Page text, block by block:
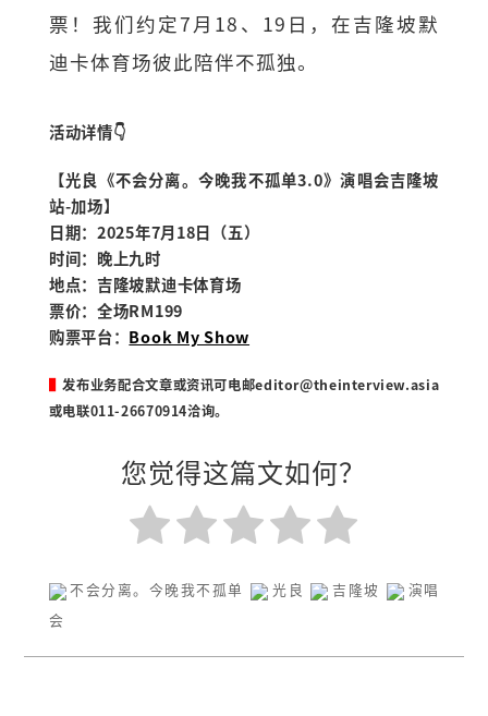
票！我们约定7月18、19日，在吉隆坡默
迪卡体育场彼此陪伴不孤独。
活动详情👇
【光良《不会分离。今晚我不孤单3.0》演唱会吉隆坡
站-加场】
日期：2025年7月18日（五）
时间：晚上九时
地点：吉隆坡默迪卡体育场
票价：全场RM199
购票平台： Book My Show
▌发布业务配合文章或资讯可电邮editor@theinterview.asia
或电联011-26670914洽询。
您觉得这篇文如何？
不会分离。今晚我不孤单 光良 吉隆坡
演唱
会